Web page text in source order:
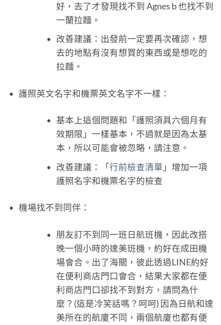
好，去了才發現找不到 Agnes b 也找不到
一蘭拉麵。
改善建議：出發前一定要再次確認，想
去的地點有沒有想買的東西或是想吃的
拉麵。
護照英文名字和機票英文名字不一樣：
基本上這個問題和「護照須具六個月有
效期限」一樣基本，不過就是因為太基
本，所以可能會被忽略，請注意。
改善建議：「行前檢查清單 」增加一項
護照名字和機票名字的檢查
機場找不到同伴：
朋友訂不到同一班日航班機，因此改搭
晚一個小時的達美班機，約好在成田機
場會合。出了海關，彼此透過LINE約好
在便利商店門口會合，結果大家都在便
利商店門口卻找不到對方，請問為什
麼？(這是冷笑話嗎？呵呵) 因為日航和達
美所在的航廈不同，兩個航廈也都有便